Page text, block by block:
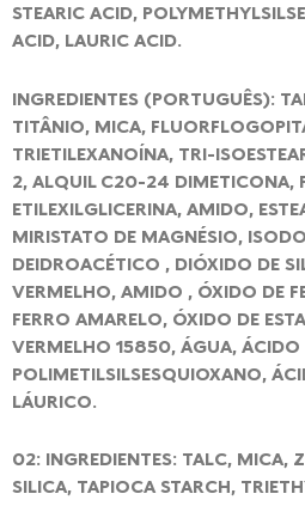
STEARIC ACID,
ACID, LAURIC ACID.
INGREDIENTES (PORTUGUÊS):
TITÂNIO, MICA,
TRIETILEXANOÍNA, TRI-
2, ALQUIL C20-24 DIMETICONA,
ETILEXILGLICERINA, AMIDO,
MIRISTATO DE MAGNÉSIO,
DEIDROACÉTICO , DIÓXIDO DE
VERMELHO, AMIDO , ÓXIDO DE
FERRO AMARELO, ÓXIDO DE
VERMELHO 15850, ÁGUA, ÁCIDO
POLIMETILSILSESQUIOXANO,
LÁURICO.
02: INGREDIENTES: TALC, MICA,
SILICA, TAPIOCA STARCH,